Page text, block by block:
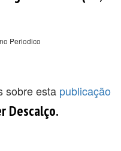
Periodico
sobre esta publicação
Descalço.